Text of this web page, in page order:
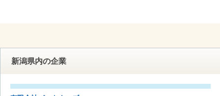
新潟県内の企業